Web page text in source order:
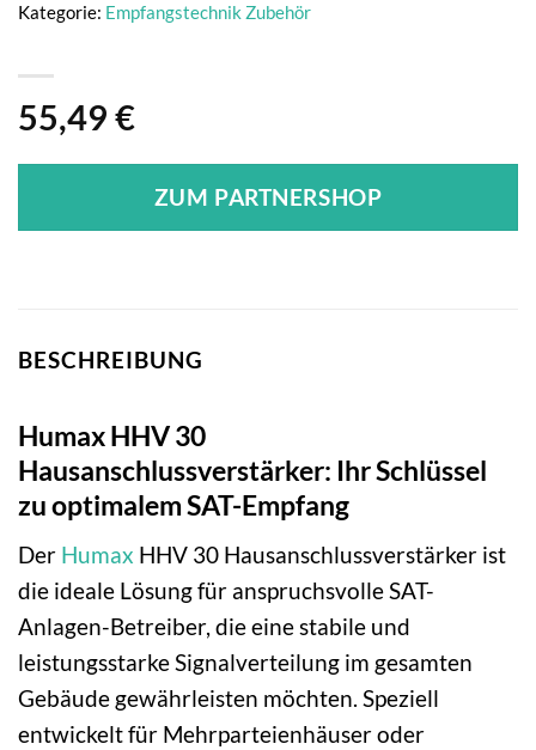
55,49 €
ZUM PARTNERSHOP
Kategorie: Empfangstechnik Zubehör
BESCHREIBUNG
Humax HHV 30
Hausanschlussverstärker: Ihr Schlüssel
zu optimalem SAT-Empfang
Der Humax HHV 30 Hausanschlussverstärker ist
die ideale Lösung für anspruchsvolle SAT-
Anlagen-Betreiber, die eine stabile und
leistungsstarke Signalverteilung im gesamten
Gebäude gewährleisten möchten. Speziell
entwickelt für Mehrparteienhäuser oder